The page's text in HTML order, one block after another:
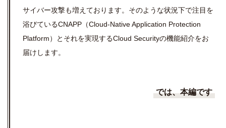
サイバー攻撃も増えております。そのような状況下で注目を
浴びているCNAPP（Cloud-Native Application Protection
Platform）とそれを実現するCloud Securityの機能紹介をお
届けします。
では、本編です